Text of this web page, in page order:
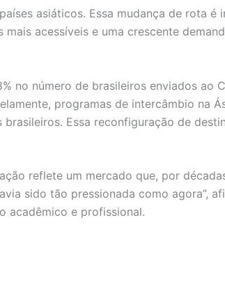
asiáticos. Essa mudança de rota é
acessíveis e uma crescente
no número de brasileiros enviados ao
programas de intercâmbio na
Essa reconfiguração de
reflete um mercado que, por
sido tão pressionada como agora”,
acadêmico e profissional.